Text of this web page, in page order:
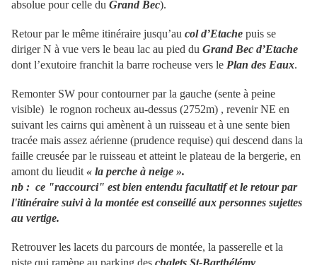
absolue pour celle du Grand Bec).
Retour par le même itinéraire jusqu’au col d’Etache puis se
diriger N à vue vers le beau lac au pied du Grand Bec d’Etache
dont l’exutoire franchit la barre rocheuse vers le Plan des Eaux.
Remonter SW pour contourner par la gauche (sente à peine
visible) le rognon rocheux au-dessus (2752m) , revenir NE en
suivant les cairns qui amènent à un ruisseau et à une sente bien
tracée mais assez aérienne (prudence requise) qui descend dans la
faille creusée par le ruisseau et atteint le plateau de la bergerie, en
amont du lieudit « la perche à neige ».
nb : ce "raccourci" est bien entendu facultatif et le retour par
l'itinéraire suivi à la montée est conseillé aux personnes sujettes
au vertige.
Retrouver les lacets du parcours de montée, la passerelle et la
piste qui ramène au parking des chalets St-Barthélémy.